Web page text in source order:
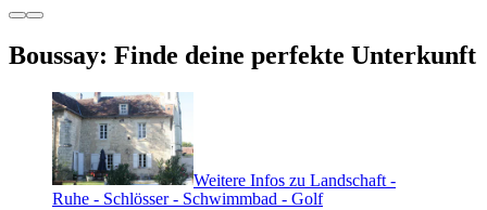
Boussay: Finde deine perfekte Unterkunft
Weitere Infos zu Landschaft -
Ruhe - Schlösser - Schwimmbad - Golf